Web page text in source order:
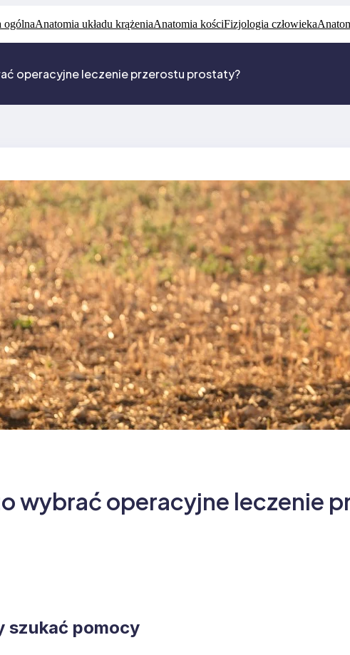
ogólnaAnatomia układu krążeniaAnatomia kościFizjologia człowieka
operacyjne leczenie przerostu prostaty?
wybrać operacyjne leczenie
szukać pomocy